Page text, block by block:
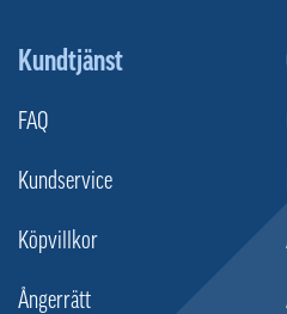
Kundtjänst
FAQ
Kundservice
Köpvillkor
Ångerrätt